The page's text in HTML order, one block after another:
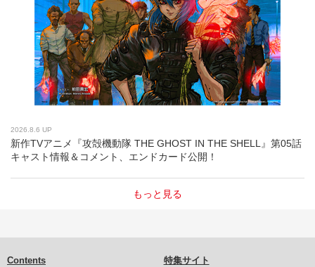
2026.8.6 UP
新作TVアニメ『攻殻機動隊 THE GHOST IN THE SHELL』第05話
キャスト情報＆コメント、エンドカード公開！
もっと見る
Contents
特集サイト